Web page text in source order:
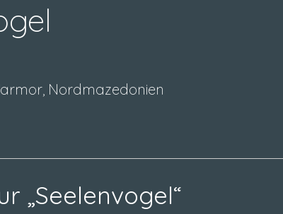
Nordmazedonien
„Seelenvogel“